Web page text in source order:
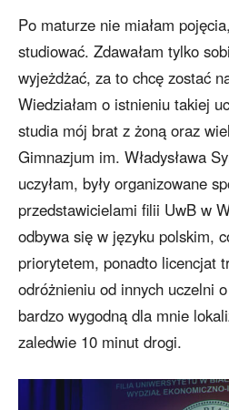
Po maturze nie miałam
studiować. Zdawałam tylko
wyjeżdżać, za to chcę zostać
Wiedziałam o istnieniu takiej
studia mój brat z żoną oraz
Gimnazjum im. Władysława
uczyłam, były organizowane
przedstawicielami filii UwB w
odbywa się w języku polskim,
priorytetem, ponadto licencjat
odróżnieniu od innych uczelni
bardzo wygodną dla mnie
zaledwie 10 minut drogi.